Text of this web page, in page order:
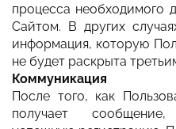
процесса необходимого
Сайтом. В других
информация, которую
не будет раскрыта
Коммуникация
После того, как
получает